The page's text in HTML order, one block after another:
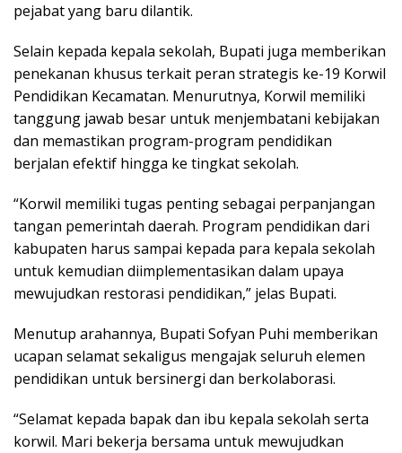
pejabat yang baru dilantik.
Selain kepada kepala sekolah, Bupati juga memberikan
penekanan khusus terkait peran strategis ke-19 Korwil
Pendidikan Kecamatan. Menurutnya, Korwil memiliki
tanggung jawab besar untuk menjembatani kebijakan
dan memastikan program-program pendidikan
berjalan efektif hingga ke tingkat sekolah.
“Korwil memiliki tugas penting sebagai perpanjangan
tangan pemerintah daerah. Program pendidikan dari
kabupaten harus sampai kepada para kepala sekolah
untuk kemudian diimplementasikan dalam upaya
mewujudkan restorasi pendidikan,” jelas Bupati.
Menutup arahannya, Bupati Sofyan Puhi memberikan
ucapan selamat sekaligus mengajak seluruh elemen
pendidikan untuk bersinergi dan berkolaborasi.
“Selamat kepada bapak dan ibu kepala sekolah serta
korwil. Mari bekerja bersama untuk mewujudkan